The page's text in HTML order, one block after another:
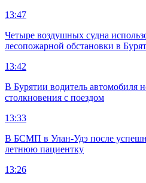
13:47
Четыре воздушных судна
лесопожарной обстановки в
13:42
В Бурятии водитель автомобиля
столкновения с поездом
13:33
В БСМП в Улан-Удэ после
летнюю пациентку
13:26